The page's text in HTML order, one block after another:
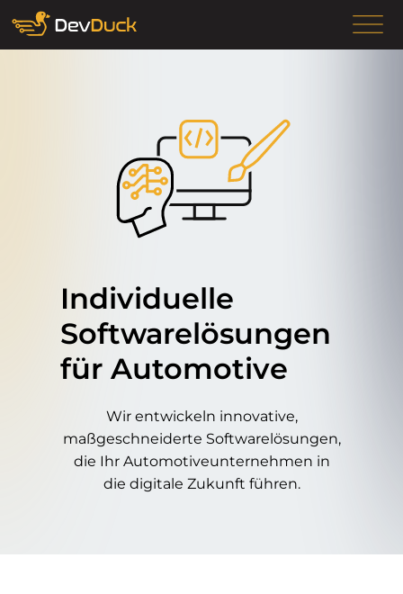
Individuelle
Softwarelösungen
für Automotive
Wir entwickeln innovative,
maßgeschneiderte Softwarelösungen,
die Ihr Automotiveunternehmen in
die digitale Zukunft führen.